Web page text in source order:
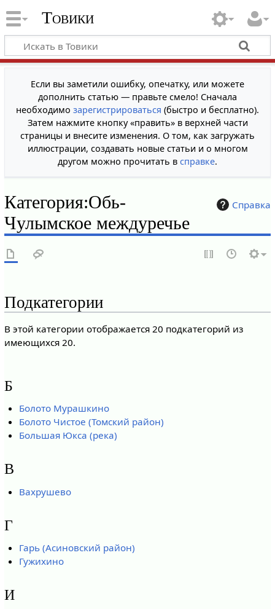
Товики
Если вы заметили ошибку, опечатку, или можете
дополнить статью — правьте смело! Сначала
необходимо зарегистрироваться (быстро и бесплатно).
Затем нажмите кнопку «править» в верхней части
страницы и внесите изменения. О том, как загружать
иллюстрации, создавать новые статьи и о многом
другом можно прочитать в справке.
Справка
Категория:Обь-
Чулымское междуречье
Подкатегории
В этой категории отображается 20 подкатегорий из
имеющихся 20.
Б
Болото Мурашкино
Болото Чистое (Томский район)
Большая Юкса (река)
В
Вахрушево
Г
Гарь (Асиновский район)
Гужихино
И